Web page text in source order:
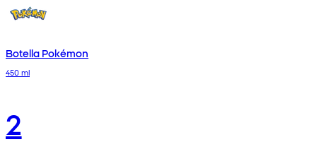
Botella Pokémon
450 ml
2